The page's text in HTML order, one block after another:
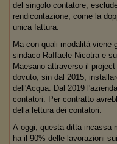
del singolo contatore,
rendicontazione, come la
unica fattura.
Ma con quali modalità viene
sindaco Raffaele Nicotra e
Maesano attraverso il
dovuto, sin dal 2015,
dell'Acqua. Dal 2019
contatori. Per contratto
della lettura dei contatori.
A oggi, questa ditta incassa
ha il 90% delle lavorazioni